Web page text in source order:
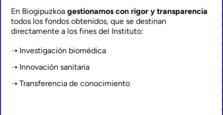
En Biogipuzkoa gestionamos con rigor y transparencia
todos los fondos obtenidos, que se destinan
directamente a los fines del Instituto:
Investigación biomédica
Innovación sanitaria
Transferencia de conocimiento